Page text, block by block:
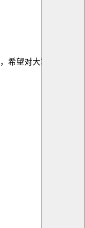
希望对大家有帮助